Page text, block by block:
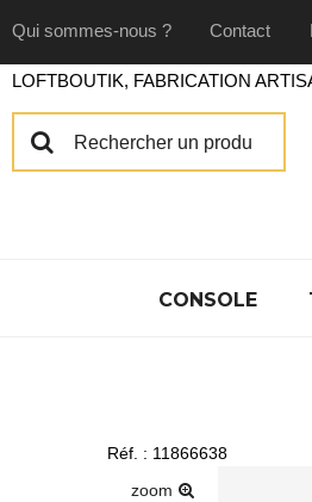
Qui sommes-nous ? Contact
CONSOLE
Réf. : 11866638
zoom
LOFTBOUTIK, FABRICATION